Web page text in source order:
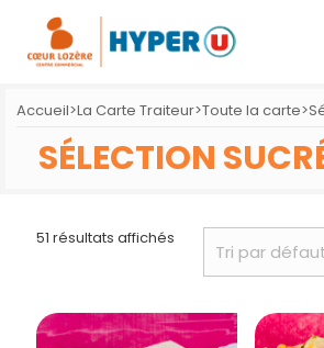
Accueil>La Carte Traiteur>Toute la carte>
SÉLECTION
51 résultats affichés